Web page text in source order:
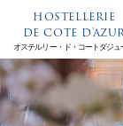
HOSTELLERIE
DE COTE
オステルリー・ド・コートダジュ